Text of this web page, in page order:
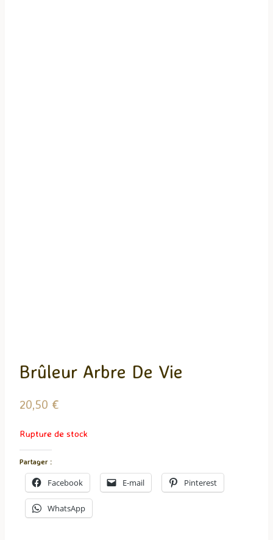
Brûleur Arbre De Vie
20,50 €
Rupture de stock
Partager :
Facebook E-mail Pinterest
WhatsApp